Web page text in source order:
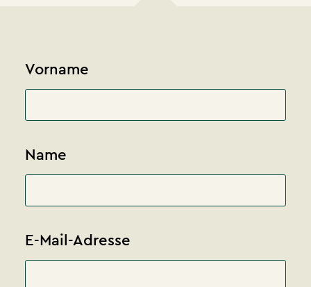
Vorname
Name
E-Mail-Adresse